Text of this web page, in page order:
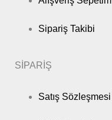
Sipariş Takibi
SİPARİŞ
Satış Sözleşmesi